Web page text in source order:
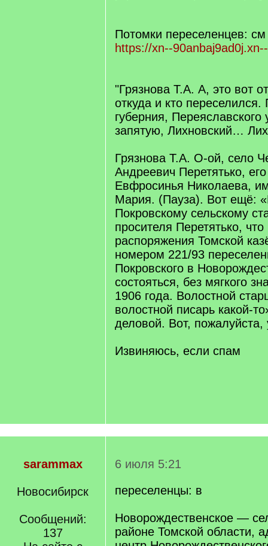
Потомки переселенцев:
https://xn--
"Грязнова Т.А. А, это вот
откуда и кто переселился.
губерния, Переяславского
запятую, Лихновский…
Грязнова Т.А. О-ой, село
Андреевич Перетятько,
Евфросинья Николаева,
Мария. (Пауза). Вот ещё:
Покровскому сельскому
просителя Перетятько,
распоряжения Томской
номером 221/93
Покровского в
состояться, без мягкого
1906 года. Волостной
волостной писарь какой-
деловой. Вот, пожалуйста,
Извиняюсь, если спам
sarammax
Новосибирск
Сообщений:
137
6 июля 5:21
переселенцы: в
Новорождественское —
районе Томской области,